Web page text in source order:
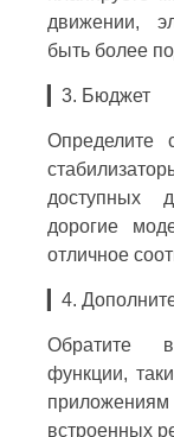
движении,
быть более
▎3. Бюджет
Определите
доступных
дорогие
отличное
▎4.
Обратите
функции,
встроенных